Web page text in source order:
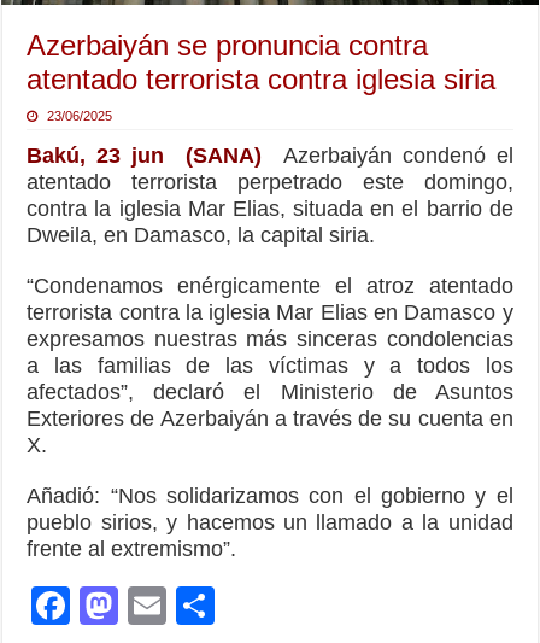
Azerbaiyán se pronuncia contra
atentado terrorista contra iglesia siria
23/06/2025
Bakú, 23 jun (SANA)
Azerbaiyán condenó el
atentado terrorista perpetrado este domingo,
contra la iglesia Mar Elias, situada en el barrio de
Dweila, en Damasco, la capital siria.
“Condenamos enérgicamente el atroz atentado
terrorista contra la iglesia Mar Elias en Damasco y
expresamos nuestras más sinceras condolencias
a las familias de las víctimas y a todos los
afectados”, declaró el Ministerio de Asuntos
Exteriores de Azerbaiyán a través de su cuenta en
X.
Añadió: “Nos solidarizamos con el gobierno y el
pueblo sirios, y hacemos un llamado a la unidad
frente al extremismo”.
F
M
E